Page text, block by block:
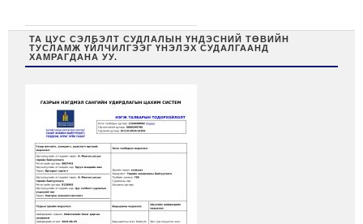
ТА ЦУС СЭЛБЭЛТ СУДЛАЛЫН ҮНДЭСНИЙ ТӨВИЙН
ТУСЛАМЖ ҮЙЛЧИЛГЭЭГ ҮНЭЛЭХ СУДАЛГААНД
ХАМРАГДАНА УУ.